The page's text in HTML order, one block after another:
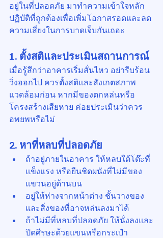
อยู่ในที่ปลอดภัย มาทำความเข้าใจหลัก
ปฏิบัติที่ถูกต้องเพื่อเพิ่มโอกาสรอดและลด
ความเสี่ยงในการบาดเจ็บกันเถอะ
1. ตั้งสติและประเมินสถานการณ์
เมื่อรู้สึกว่าอาคารเริ่มสั่นไหว อย่ารีบร้อน
วิ่งออกไป ควรตั้งสติและสังเกตสภาพ
แวดล้อมก่อน หากมีของตกหล่นหรือ
โครงสร้างเสียหาย ค่อยประเมินว่าควร
อพยพหรือไม่
2. หาที่หลบที่ปลอดภัย
ถ้าอยู่ภายในอาคาร ให้หลบใต้โต๊ะที่
แข็งแรง หรือยืนชิดผนังที่ไม่มีของ
แขวนอยู่ด้านบน
อยู่ให้ห่างจากหน้าต่าง ชั้นวางของ
และสิ่งของที่อาจหล่นลงมาได้
ถ้าไม่มีที่หลบที่ปลอดภัย ให้นั่งลงและ
ปิดศีรษะด้วยแขนหรือกระเป๋า